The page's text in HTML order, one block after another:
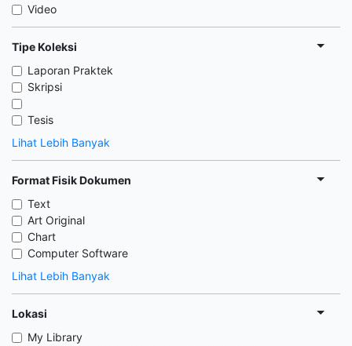
Video
Tipe Koleksi
Laporan Praktek
Skripsi
Tesis
Lihat Lebih Banyak
Format Fisik Dokumen
Text
Art Original
Chart
Computer Software
Lihat Lebih Banyak
Lokasi
My Library